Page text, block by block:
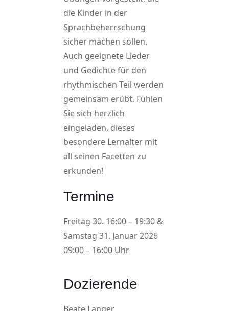
die Kinder in der
Sprachbeherrschung
sicher machen sollen.
Auch geeignete Lieder
und Gedichte für den
rhythmischen Teil werden
gemeinsam erübt. Fühlen
Sie sich herzlich
eingeladen, dieses
besondere Lernalter mit
all seinen Facetten zu
erkunden!
Termine
Freitag 30. 16:00 – 19:30 &
Samstag 31. Januar 2026
09:00 – 16:00 Uhr
Dozierende